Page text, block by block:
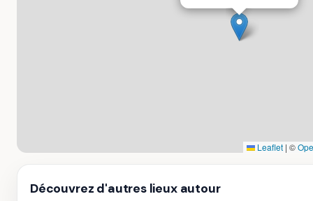
Leaflet | ©
Découvrez d'autres lieux autour